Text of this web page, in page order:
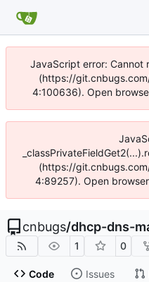
JavaScript error:
(https://
4:100636). Open
(https://
4:89257). Open
cnbugs/dhcp-dns-
1 0
Code Issues